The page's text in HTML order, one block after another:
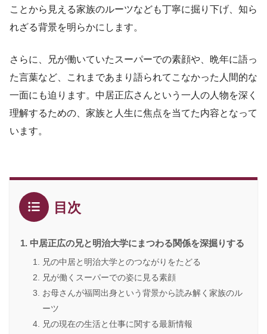
ことから見える家族のルーツなども丁寧に掘り下げ、知ら
れざる背景を明らかにします。
さらに、兄が働いていたスーパーでの素顔や、晩年に語っ
た言葉など、これまであまり語られてこなかった人間的な
一面にも迫ります。中居正広さんという一人の人物を深く
理解するための、家族と人生に焦点を当てた内容となって
います。
目次
中居正広の兄と明治大学にまつわる関係を深掘りする
兄の中居と明治大学とのつながりをたどる
兄が働くスーパーでの姿に見る素顔
お母さんが福岡出身という背景から読み解く家族のル
ーツ
兄の現在の生活と仕事に関する最新情報